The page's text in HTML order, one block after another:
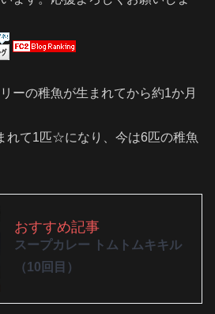
ーの稚魚が生まれてから約1か月
れて1匹☆になり、今は6匹の稚魚
おすすめ記事
スープカレー トムトムキキル
（10回目）